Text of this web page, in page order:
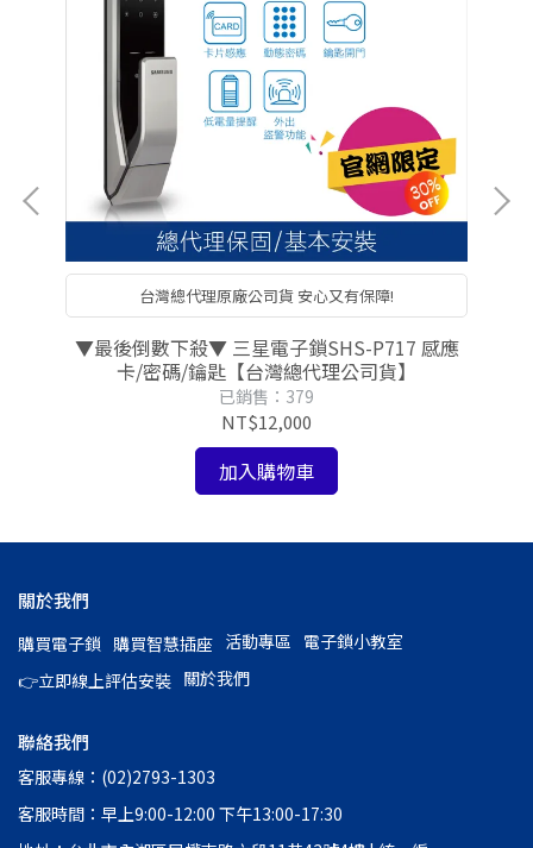
台灣總代理原廠公司貨 安心又有保障!
▼最後倒數下殺▼ 三星電子鎖SHS-P717 感應
卡/密碼/鑰匙【台灣總代理公司貨】
已銷售：379
NT$12,000
加入購物車
關於我們
購買電子鎖 購買智慧插座 活動專區 電子鎖小教室
👉立即線上評估安裝 關於我們
聯絡我們
客服專線：(02)2793-1303
客服時間：早上9:00-12:00 下午13:00-17:30